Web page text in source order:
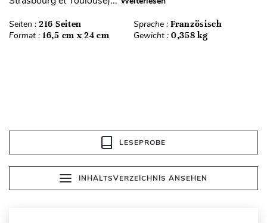
Seiten : 216 Seiten Sprache : Französisch
Format : 16,5 cm x 24 cm Gewicht : 0,358 kg
LESEPROBE
INHALTSVERZEICHNIS ANSEHEN